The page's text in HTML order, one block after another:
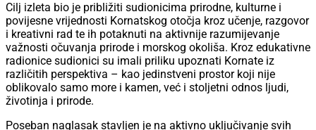
Cilj izleta bio je približiti sudionicima prirodne, kulturne i
povijesne vrijednosti Kornatskog otočja kroz učenje, razgovor
i kreativni rad te ih potaknuti na aktivnije razumijevanje
važnosti očuvanja prirode i morskog okoliša. Kroz edukativne
radionice sudionici su imali priliku upoznati Kornate iz
različitih perspektiva – kao jedinstveni prostor koji nije
oblikovalo samo more i kamen, već i stoljetni odnos ljudi,
životinja i prirode.
Poseban naglasak stavljen je na aktivno uključivanje svih